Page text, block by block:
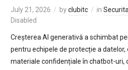
July 21, 2026 byclubitc in
Disabled
Creșterea AI generativă a schimbat
pentru echipele de protecție a
materiale confidențiale în chatbot-uri,